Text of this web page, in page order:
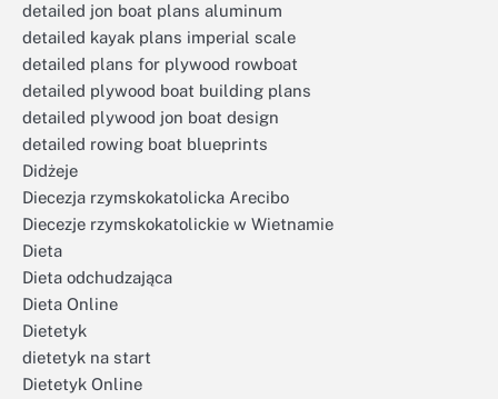
detailed jon boat plans aluminum
detailed kayak plans imperial scale
detailed plans for plywood rowboat
detailed plywood boat building plans
detailed plywood jon boat design
detailed rowing boat blueprints
Didżeje
Diecezja rzymskokatolicka Arecibo
Diecezje rzymskokatolickie w Wietnamie
Dieta
Dieta odchudzająca
Dieta Online
Dietetyk
dietetyk na start
Dietetyk Online